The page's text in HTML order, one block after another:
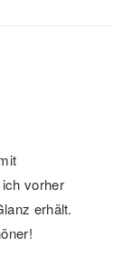
vorher
erhält.